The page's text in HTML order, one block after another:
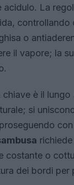
La
controllando
o
il vapore; la
chiave è il lungo
si
costante o
dei bordi per